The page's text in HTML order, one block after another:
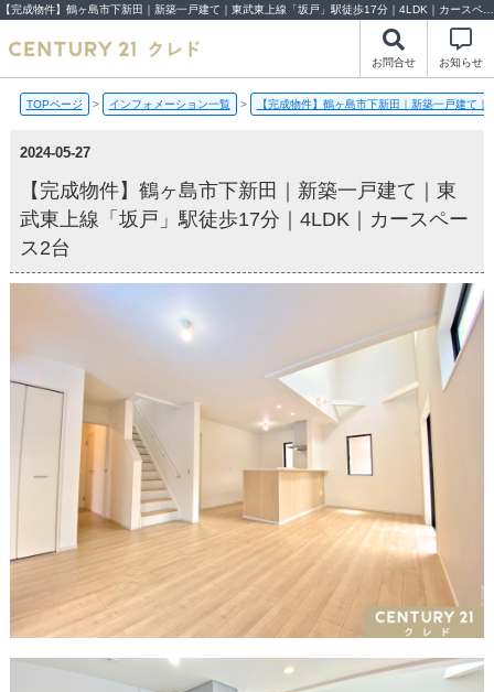
お問合せ お知らせ
TOPページ > インフォメーション一覧 > 【完成物件】鶴ヶ島市下新田｜新築一戸建て
2024-05-27
【完成物件】鶴ヶ島市下新田｜新築一戸建て｜東
武東上線「坂戸」駅徒歩17分｜4LDK｜カースペー
ス2台